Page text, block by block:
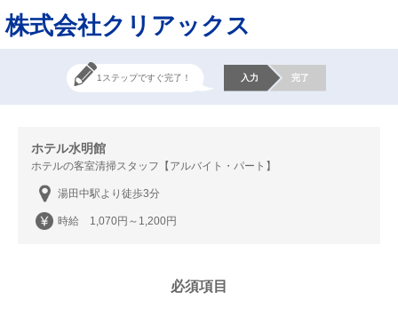
株式会社クリアックス
1ステップですぐ完了！ 入力 完了
ホテル水明館
ホテルの客室清掃スタッフ【アルバイト・パート】
湯田中駅より徒歩3分
時給 1,070円～1,200円
必須項目